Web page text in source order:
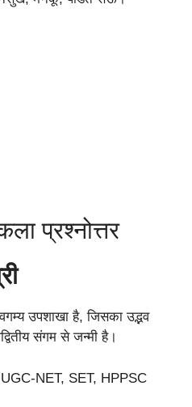
प्रश्नोत्तर
उपशाखा है, जिसका उद्भव
संगम से जन्मी है।
UGC-NET, SET, HPPSC